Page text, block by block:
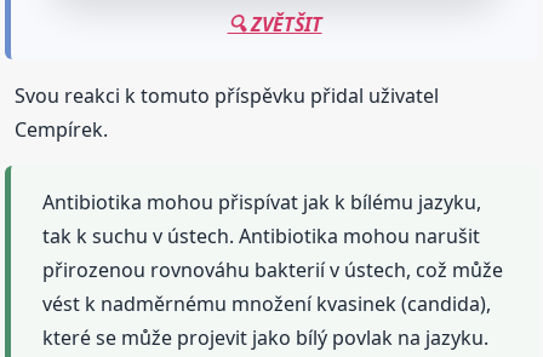
🔍 ZVĚTŠIT
Svou reakci k tomuto příspěvku přidal uživatel
Cempírek.
Antibiotika mohou přispívat jak k bílému jazyku,
tak k suchu v ústech. Antibiotika mohou narušit
přirozenou rovnováhu bakterií v ústech, což může
vést k nadměrnému množení kvasinek (candida),
které se může projevit jako bílý povlak na jazyku.